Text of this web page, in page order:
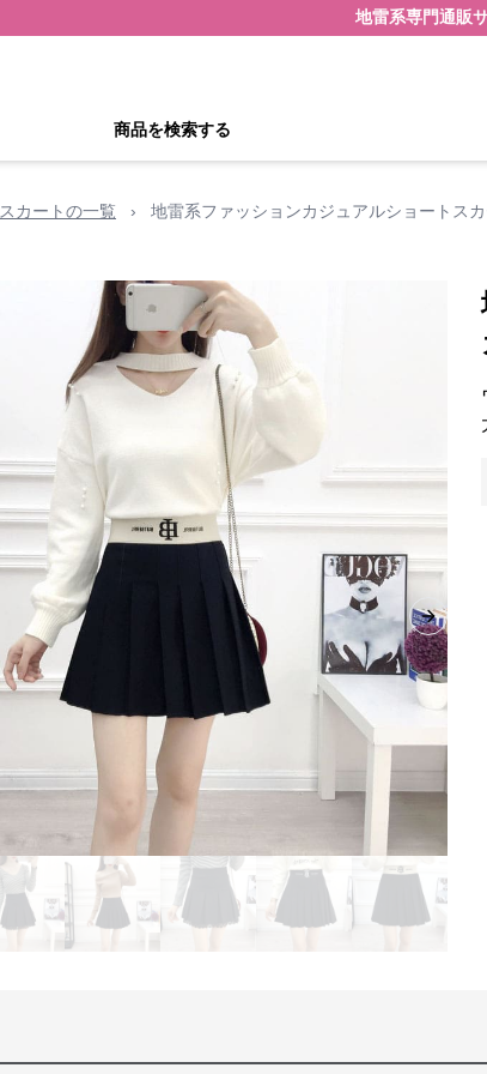
地雷系専門通販
商品を検索する
スカートの一覧 › 地雷系ファッションカジュアルショートスカ
Next